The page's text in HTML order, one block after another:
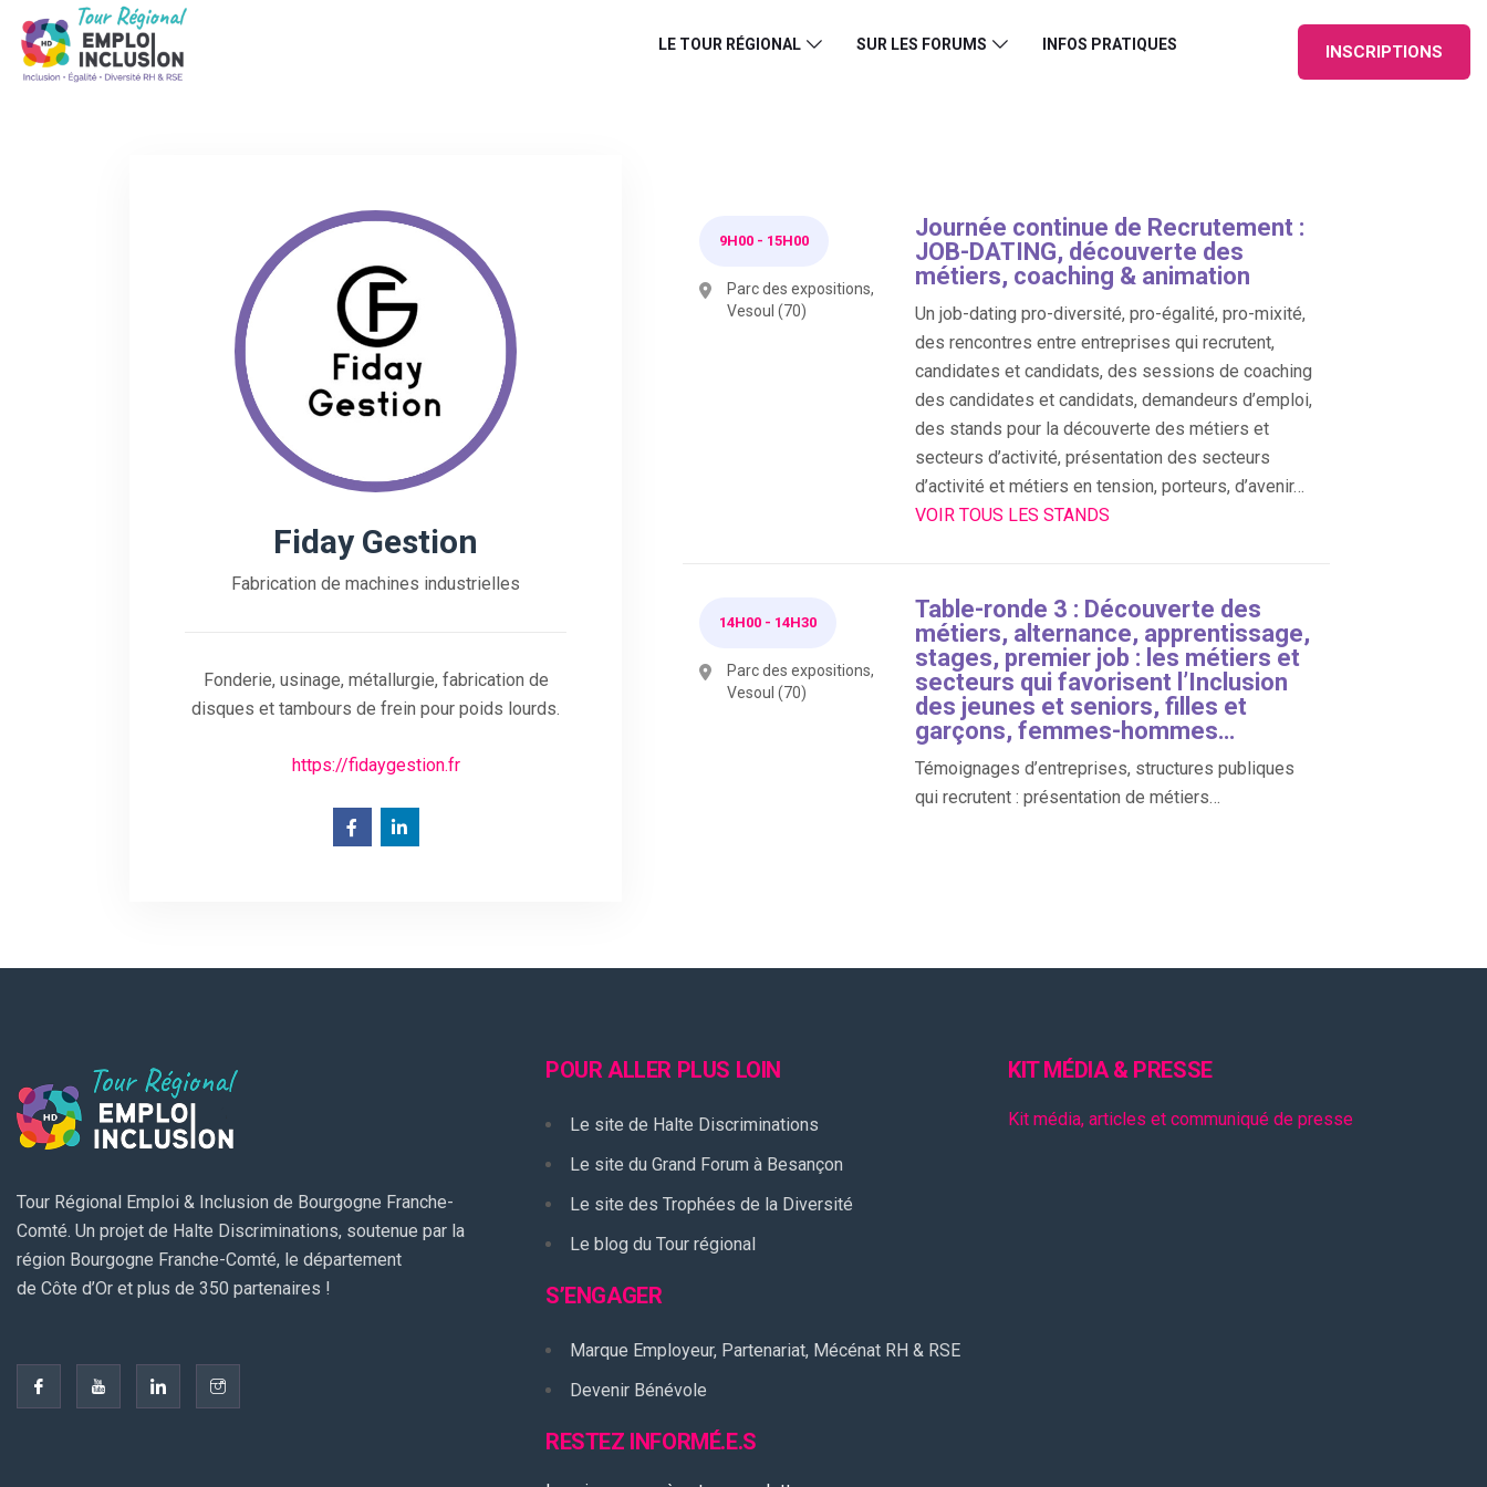
LE TOUR RÉGIONAL SUR LES FORUMS INFOS PRATIQUES INSCRIPTIONS
Fiday Gestion
Fabrication de machines industrielles
Fonderie, usinage, métallurgie, fabrication de
disques et tambours de frein pour poids lourds.
https://fidaygestion.fr
9H00 - 15H00
Parc des expositions,
Vesoul (70)
Journée continue de Recrutement :
JOB-DATING, découverte des
métiers, coaching & animation
Un job-dating pro-diversité, pro-égalité, pro-mixité,
des rencontres entre entreprises qui recrutent,
candidates et candidats, des sessions de coaching
des candidates et candidats, demandeurs d’emploi,
des stands pour la découverte des métiers et
secteurs d’activité, présentation des secteurs
d’activité et métiers en tension, porteurs, d’avenir…
VOIR TOUS LES STANDS
14H00 - 14H30
Parc des expositions,
Vesoul (70)
Table-ronde 3 : Découverte des
métiers, alternance, apprentissage,
stages, premier job : les métiers et
secteurs qui favorisent l’Inclusion
des jeunes et seniors, filles et
garçons, femmes-hommes…
Témoignages d’entreprises, structures publiques
qui recrutent : présentation de métiers…
Tour Régional Emploi & Inclusion de Bourgogne Franche-
Comté. Un projet de Halte Discriminations, soutenue par la
région Bourgogne Franche-Comté, le département
de Côte d’Or et plus de 350 partenaires !
POUR ALLER PLUS LOIN
Le site de Halte Discriminations
Le site du Grand Forum à Besançon
Le site des Trophées de la Diversité
Le blog du Tour régional
S’ENGAGER
Marque Employeur, Partenariat, Mécénat RH & RSE
Devenir Bénévole
RESTEZ INFORMÉ.E.S
KIT MÉDIA & PRESSE
Kit média, articles et communiqué de presse